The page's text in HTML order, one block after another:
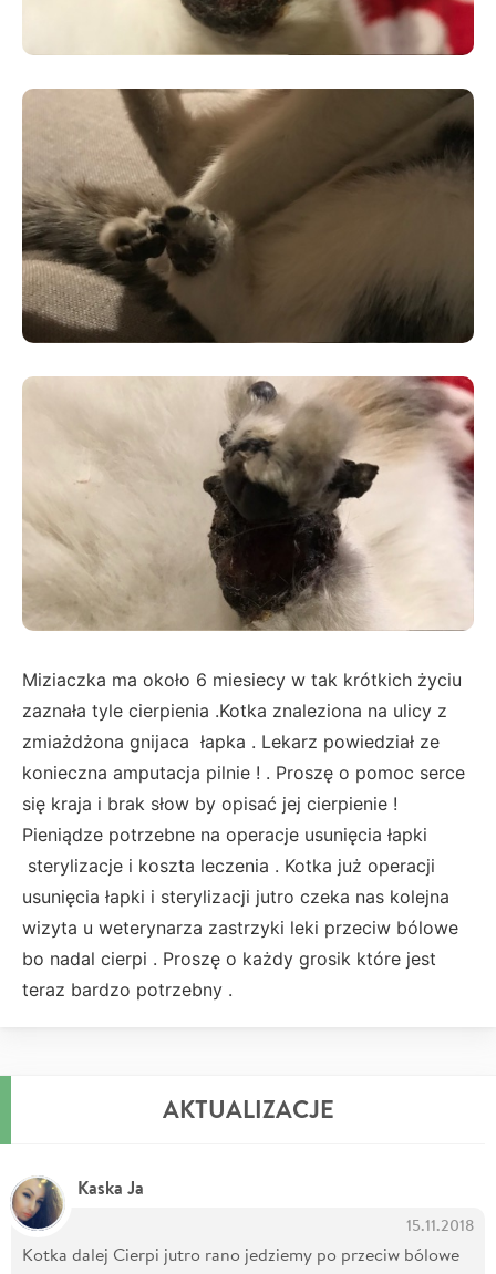
Miziaczka ma około 6 miesiecy w tak krótkich życiu
zaznała tyle cierpienia .Kotka znaleziona na ulicy z
zmiażdżona gnijaca łapka . Lekarz powiedział ze
konieczna amputacja pilnie ! . Proszę o pomoc serce
się kraja i brak słow by opisać jej cierpienie !
Pieniądze potrzebne na operacje usunięcia łapki
sterylizacje i koszta leczenia . Kotka już operacji
usunięcia łapki i sterylizacji jutro czeka nas kolejna
wizyta u weterynarza zastrzyki leki przeciw bólowe
bo nadal cierpi . Proszę o każdy grosik które jest
teraz bardzo potrzebny .
AKTUALIZACJE
Kaska Ja
15.11.2018
Kotka dalej Cierpi jutro rano jedziemy po przeciw bólowe